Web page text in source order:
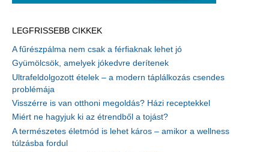
LEGFRISSEBB CIKKEK
A fűrészpálma nem csak a férfiaknak lehet jó
Gyümölcsök, amelyek jókedvre derítenek
Ultrafeldolgozott ételek – a modern táplálkozás csendes
problémája
Visszérre is van otthoni megoldás? Házi receptekkel
Miért ne hagyjuk ki az étrendből a tojást?
A természetes életmód is lehet káros – amikor a wellness
túlzásba fordul